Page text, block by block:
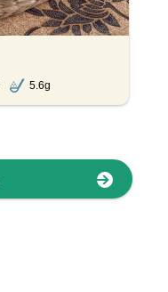
5.6g